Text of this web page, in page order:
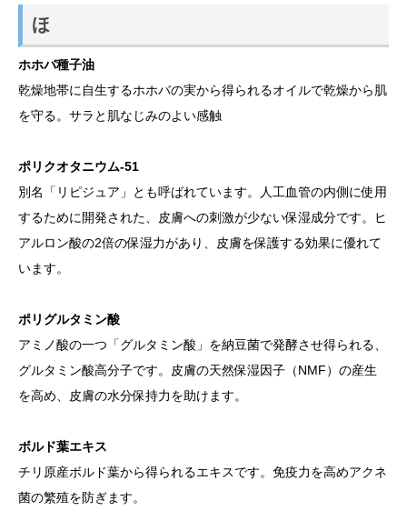
ほ
ホホバ種子油
乾燥地帯に自生するホホバの実から得られるオイルで乾燥から肌
を守る。サラと肌なじみのよい感触
ポリクオタニウム-51
別名「リピジュア」とも呼ばれています。人工血管の内側に使用
するために開発された、皮膚への刺激が少ない保湿成分です。ヒ
アルロン酸の2倍の保湿力があり、皮膚を保護する効果に優れて
います。
ポリグルタミン酸
アミノ酸の一つ「グルタミン酸」を納豆菌で発酵させ得られる、
グルタミン酸高分子です。皮膚の天然保湿因子（NMF）の産生
を高め、皮膚の水分保持力を助けます。
ボルド葉エキス
チリ原産ボルド葉から得られるエキスです。免疫力を高めアクネ
菌の繁殖を防ぎます。